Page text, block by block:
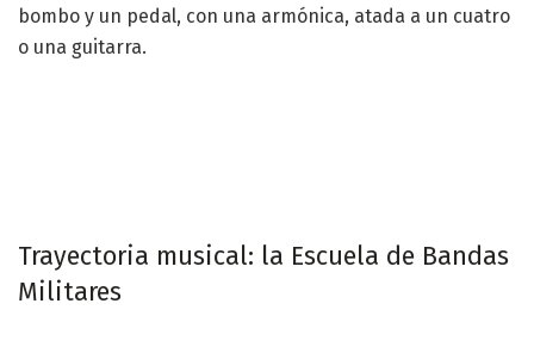
bombo y un pedal, con una armónica, atada a un cuatro
o una guitarra.
Trayectoria musical: la Escuela de Bandas
Militares